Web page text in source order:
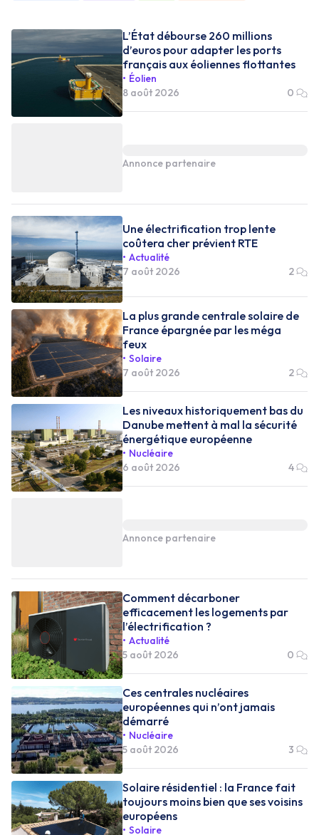
L’État débourse 260 millions
d’euros pour adapter les ports
français aux éoliennes flottantes
Éolien
8 août 2026
0
Annonce partenaire
Une électrification trop lente
coûtera cher prévient RTE
Actualité
7 août 2026
2
La plus grande centrale solaire de
France épargnée par les méga
feux
Solaire
7 août 2026
2
Les niveaux historiquement bas du
Danube mettent à mal la sécurité
énergétique européenne
Nucléaire
6 août 2026
4
Annonce partenaire
Comment décarboner
efficacement les logements par
l’électrification ?
Actualité
5 août 2026
0
Ces centrales nucléaires
européennes qui n’ont jamais
démarré
Nucléaire
5 août 2026
3
Solaire résidentiel : la France fait
toujours moins bien que ses voisins
européens
Solaire